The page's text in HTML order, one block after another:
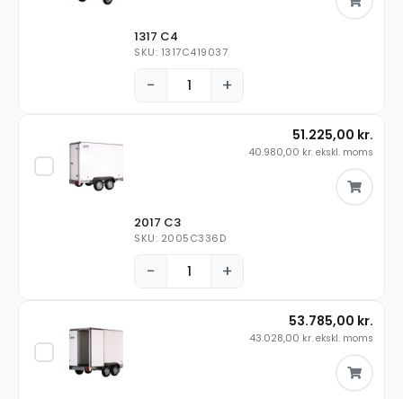
1317 C4
SKU: 1317C419037
− +
2017 C3
SKU: 2005C336D
− +
51.225,00 kr.
40.980,00 kr. ekskl. moms
53.785,00 kr.
43.028,00 kr. ekskl. moms